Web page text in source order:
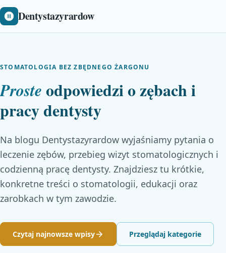
Dentystazyrardow
STOMATOLOGIA BEZ ZBĘDNEGO ŻARGONU
Proste odpowiedzi o zębach i
pracy dentysty
Na blogu Dentystazyrardow wyjaśniamy pytania o
leczenie zębów, przebieg wizyt stomatologicznych i
codzienną pracę dentysty. Znajdziesz tu krótkie,
konkretne treści o stomatologii, edukacji oraz
zarobkach w tym zawodzie.
Czytaj najnowsze wpisy Przeglądaj kategorie